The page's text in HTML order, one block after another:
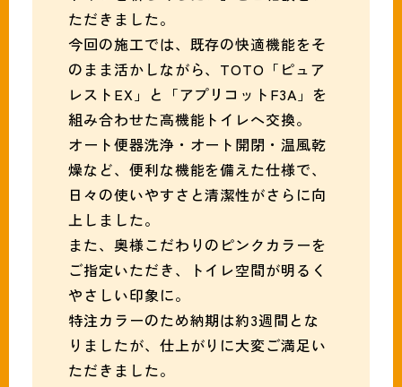
ただきました。
今回の施工では、既存の快適機能をそ
のまま活かしながら、TOTO「ピュア
レストEX」と「アプリコットF3A」を
組み合わせた高機能トイレへ交換。
オート便器洗浄・オート開閉・温風乾
燥など、便利な機能を備えた仕様で、
日々の使いやすさと清潔性がさらに向
上しました。
また、奥様こだわりのピンクカラーを
ご指定いただき、トイレ空間が明るく
やさしい印象に。
特注カラーのため納期は約3週間とな
りましたが、仕上がりに大変ご満足い
ただきました。